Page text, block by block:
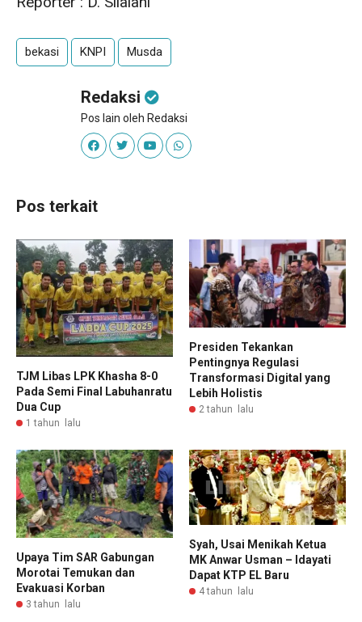
bekasi KNPI Musda
Redaksi
Pos lain oleh Redaksi
Pos terkait
TJM Libas LPK Khasha 8-0
Pada Semi Final Labuhanratu
Dua Cup
1 tahun lalu
Presiden Tekankan
Pentingnya Regulasi
Transformasi Digital yang
Lebih Holistis
2 tahun lalu
Upaya Tim SAR Gabungan
Morotai Temukan dan
Evakuasi Korban
3 tahun lalu
Syah, Usai Menikah Ketua
MK Anwar Usman – Idayati
Dapat KTP EL Baru
4 tahun lalu